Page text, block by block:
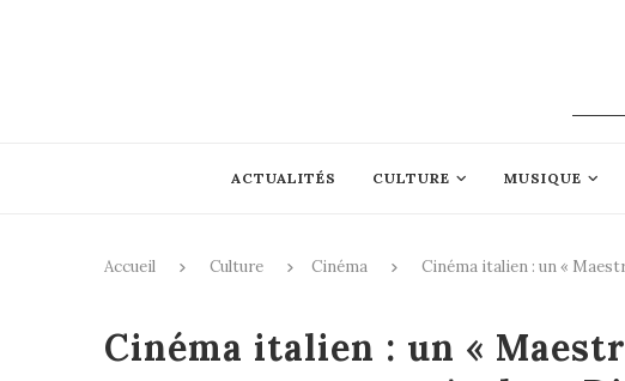
ACTUALITÉS CULTURE MUSIQUE
Accueil Culture Cinéma Cinéma italien : un «
Cinéma italien : un «